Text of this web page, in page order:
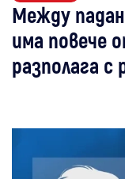
Между
има повече
разполага с